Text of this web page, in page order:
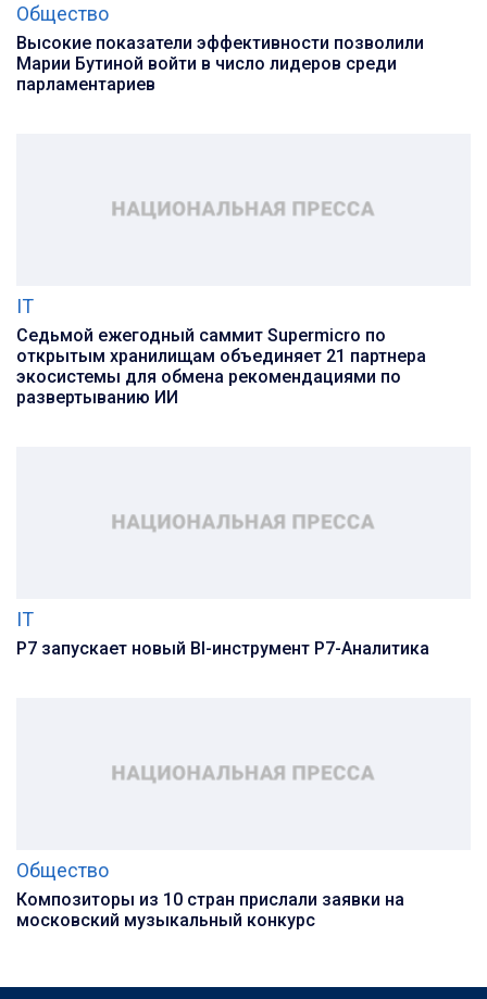
Общество
Высокие показатели эффективности позволили
Марии Бутиной войти в число лидеров среди
парламентариев
IT
Седьмой ежегодный саммит Supermicro по
открытым хранилищам объединяет 21 партнера
экосистемы для обмена рекомендациями по
развертыванию ИИ
IT
Р7 запускает новый BI-инструмент Р7-Аналитика
Общество
Композиторы из 10 стран прислали заявки на
московский музыкальный конкурс